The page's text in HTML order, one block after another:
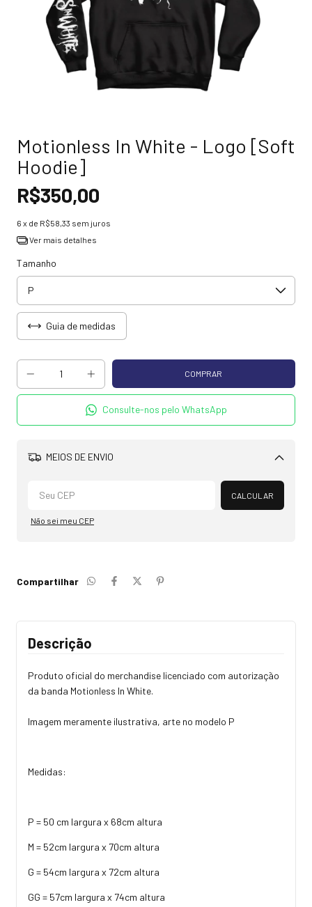
Motionless In White - Logo [Soft
Hoodie]
R$350,00
6 x de R$58,33 sem juros
Ver mais detalhes
Tamanho
Guia de medidas
Consulte-nos pelo WhatsApp
MEIOS DE ENVIO
Alterar CEP
CALCULAR
Não sei meu CEP
Compartilhar
Descrição
Produto oficial do merchandise licenciado com autorização
da banda Motionless In White.
Imagem meramente ilustrativa, arte no modelo P
Medidas:
P = 50 cm largura x 68cm altura
M = 52cm largura x 70cm altura
G = 54cm largura x 72cm altura
GG = 57cm largura x 74cm altura